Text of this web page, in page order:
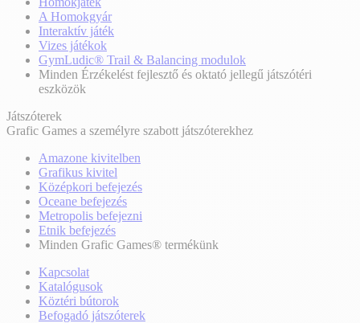
A Homokgyár
Interaktív játék
Vizes játékok
GymLudic® Trail & Balancing modulok
Minden Érzékelést fejlesztő és oktató jellegű játszótéri
eszközök
Játszóterek
Grafic Games a személyre szabott játszóterekhez
Amazone kivitelben
Grafikus kivitel
Középkori befejezés
Oceane befejezés
Metropolis befejezni
Etnik befejezés
Minden Grafic Games® termékünk
Kapcsolat
Katalógusok
Köztéri bútorok
Befogadó játszóterek